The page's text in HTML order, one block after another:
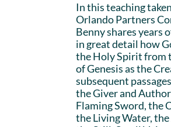
In this teaching
Orlando Partners
Benny shares years
in great detail how
the Holy Spirit from
of Genesis as the
subsequent
the Giver and
Flaming Sword, the
the Living Water,